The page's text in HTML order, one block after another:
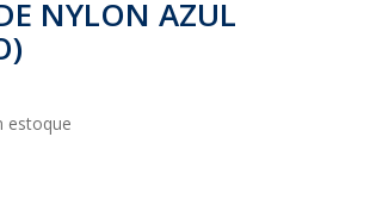
NYLON AZUL
estoque